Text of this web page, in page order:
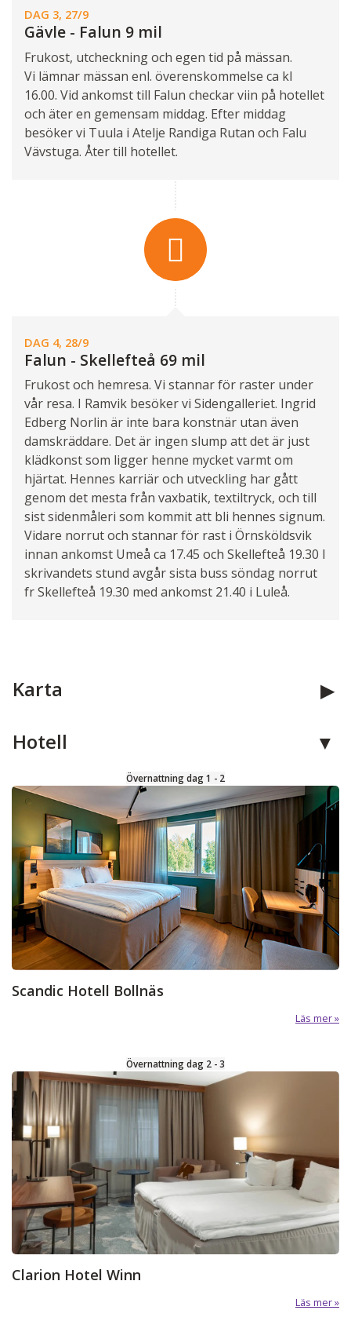
DAG 3, 27/9
Gävle - Falun 9 mil
Frukost, utcheckning och egen tid på mässan.
Vi lämnar mässan enl. överenskommelse ca kl
16.00. Vid ankomst till Falun checkar viin på hotellet
och äter en gemensam middag. Efter middag
besöker vi Tuula i Atelje Randiga Rutan och Falu
Vävstuga. Åter till hotellet.
DAG 4, 28/9
Falun - Skellefteå 69 mil
Frukost och hemresa. Vi stannar för raster under
vår resa. I Ramvik besöker vi Sidengalleriet. Ingrid
Edberg Norlin är inte bara konstnär utan även
damskräddare. Det är ingen slump att det är just
klädkonst som ligger henne mycket varmt om
hjärtat. Hennes karriär och utveckling har gått
genom det mesta från vaxbatik, textiltryck, och till
sist sidenmåleri som kommit att bli hennes signum.
Vidare norrut och stannar för rast i Örnsköldsvik
innan ankomst Umeå ca 17.45 och Skellefteå 19.30 I
skrivandets stund avgår sista buss söndag norrut
fr Skellefteå 19.30 med ankomst 21.40 i Luleå.
Karta
Hotell
Övernattning dag 1 - 2
Scandic Hotell Bollnäs
Läs mer
Övernattning dag 2 - 3
Clarion Hotel Winn
Läs mer